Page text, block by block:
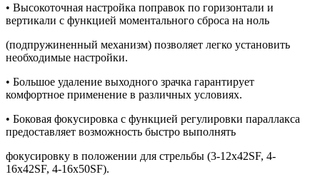
• Высокоточная настройка поправок по горизонтали и
вертикали с функцией моментального сброса на ноль
(подпружиненный механизм) позволяет легко установить
необходимые настройки.
• Большое удаление выходного зрачка гарантирует
комфортное применение в различных условиях.
• Боковая фокусировка с функцией регулировки параллакса
предоставляет возможность быстро выполнять
фокусировку в положении для стрельбы (3-12x42SF, 4-
16x42SF, 4-16x50SF).